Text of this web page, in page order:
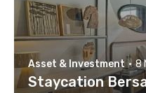
Asset & Investment · 8
Staycation